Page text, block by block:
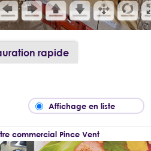
rapide
Affichage en liste
commercial Pince Vent